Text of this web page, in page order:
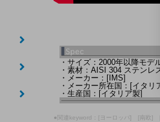
・サイズ：2000年以降モ
・素材：AISI 304 ステンレ
・メーカー：[IMS]
・メーカー所在国：[イタリ
・生産国：[イタリア製]
●関連keyword：[ヨーロッパ] [南欧]